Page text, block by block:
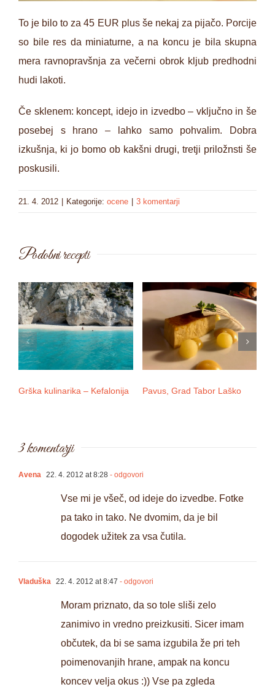
To je bilo to za 45 EUR plus še nekaj za pijačo. Porcije
so bile res da miniaturne, a na koncu je bila skupna
mera ravnopravšnja za večerni obrok kljub predhodni
hudi lakoti.
Če sklenem: koncept, idejo in izvedbo – vključno in še
posebej s hrano – lahko samo pohvalim. Dobra
izkušnja, ki jo bomo ob kakšni drugi, tretji priložnsti še
poskusili.
21. 4. 2012 | Kategorije: ocene | 3 komentarji
Podobni recepti
Grška kulinarika – Kefalonija Pavus, Grad Tabor Laško
3 komentarji
Avena 22. 4. 2012 at 8:28 - odgovori
Vse mi je všeč, od ideje do izvedbe. Fotke
pa tako in tako. Ne dvomim, da je bil
dogodek užitek za vsa čutila.
Vladuška 22. 4. 2012 at 8:47 - odgovori
Moram priznato, da so tole sliši zelo
zanimivo in vredno preizkusiti. Sicer imam
občutek, da bi se sama izgubila že pri teh
poimenovanjih hrane, ampak na koncu
koncev velja okus :)) Vse pa zgleda